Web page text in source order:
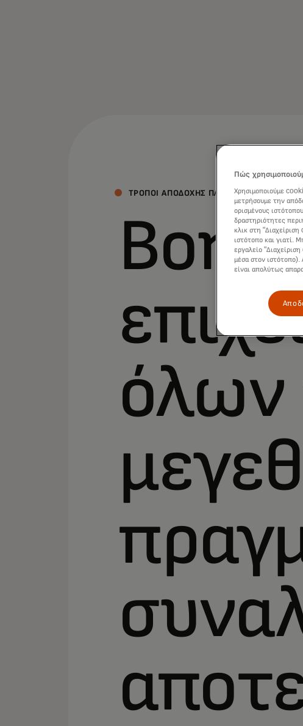
ΤΡΟΠΟΙ ΑΠΟΔΟΧΗΣ ΠΛΗΡΩΜΩΝ
Πώς
Χρησιμοποιούμε
μετρήσουμε την
ορισμένους
δραστηριότητες
κλικ στη
ιστότοπο και γιατί.
εργαλείο
μέσα στον
είναι απολύτως